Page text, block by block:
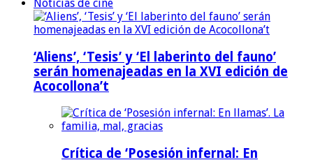
Noticias de cine
‘Aliens’, ‘Tesis’ y ‘El laberinto del fauno’
serán homenajeadas en la XVI edición de
Acocollona’t
Crítica de ‘Posesión infernal: En